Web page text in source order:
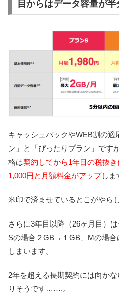
目からはデータ容量が
キャッシュバックやWEB割の適
ン」と「ぴったりプラン」です
格は契約してから1年目の税抜
1,000円と月額料金がアップしま
米印で済ませているとこがやら
さらに3年目以降（26ヶ月目）
Sの場合２GB→１GB、Mの場
しまいます。
2年を超える長期契約には向か
りそうです…….。